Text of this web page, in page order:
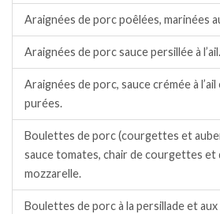
Araignées de porc poêlées, marinées
Araignées de porc sauce persillée à l’ail.
Araignées de porc, sauce crémée à
purées.
Boulettes de porc (courgettes et
sauce tomates, chair de courgettes et
mozzarelle.
Boulettes de porc à la persillade et